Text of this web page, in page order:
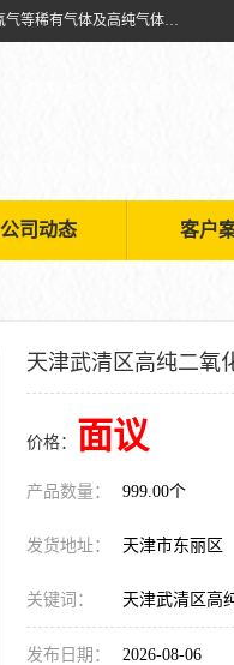
天津市利信工业气体经销部主要经营销售供应氧气、乙炔气、氩气、氮气、二氧化碳等大宗气体以及氦气、氪气、氖气、氙气等稀有气体及高纯气体的配送租赁
公司动态 客户
天津武清区高纯二氧
价格： 面议
产品数量： 999.00个
发货地址： 天津市东丽区
关键词： 天津武清区高
发布日期： 2026-08-06